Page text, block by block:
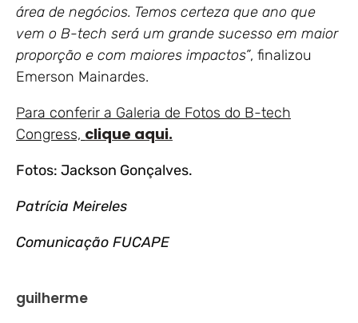
área de negócios. Temos certeza que ano que
vem o B-tech será um grande sucesso em maior
proporção e com maiores impactos”, finalizou
Emerson Mainardes.
Para conferir a Galeria de Fotos do B-tech
Congress, clique aqui.
Fotos: Jackson Gonçalves.
Patrícia Meireles
Comunicação FUCAPE
guilherme